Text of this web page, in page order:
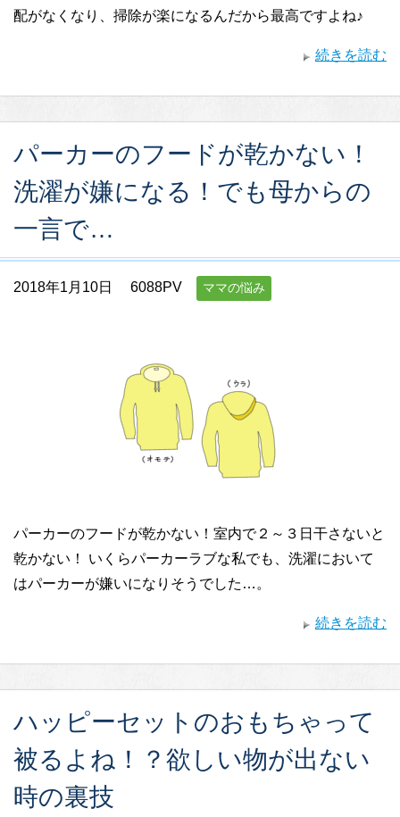
配がなくなり、掃除が楽になるんだから最高ですよね♪
続きを読む
パーカーのフードが乾かない！
洗濯が嫌になる！でも母からの
一言で…
2018年1月10日 6088PV ママの悩み
パーカーのフードが乾かない！室内で２～３日干さないと
乾かない！ いくらパーカーラブな私でも、洗濯において
はパーカーが嫌いになりそうでした…。
続きを読む
ハッピーセットのおもちゃって
被るよね！？欲しい物が出ない
時の裏技